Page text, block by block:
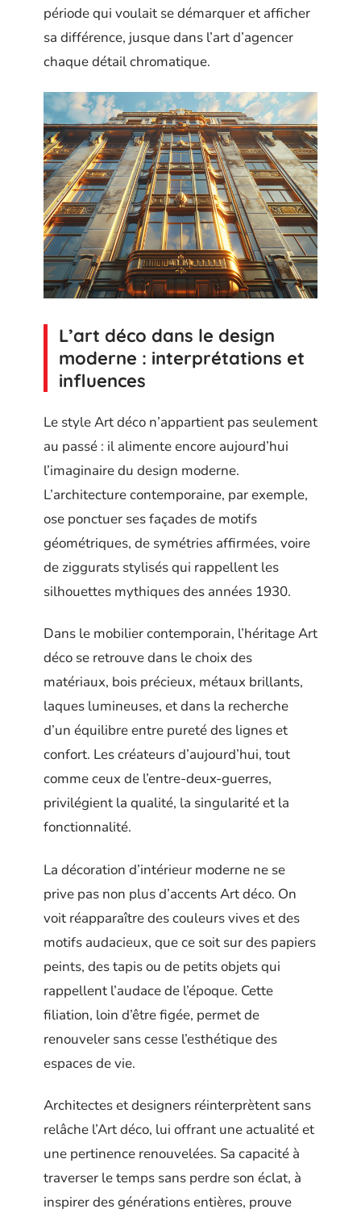
période qui voulait se démarquer et afficher
sa différence, jusque dans l’art d’agencer
chaque détail chromatique.
L’art déco dans le design
moderne : interprétations et
influences
Le style Art déco n’appartient pas seulement
au passé : il alimente encore aujourd’hui
l’imaginaire du design moderne.
L’architecture contemporaine, par exemple,
ose ponctuer ses façades de motifs
géométriques, de symétries affirmées, voire
de ziggurats stylisés qui rappellent les
silhouettes mythiques des années 1930.
Dans le mobilier contemporain, l’héritage Art
déco se retrouve dans le choix des
matériaux, bois précieux, métaux brillants,
laques lumineuses, et dans la recherche
d’un équilibre entre pureté des lignes et
confort. Les créateurs d’aujourd’hui, tout
comme ceux de l’entre-deux-guerres,
privilégient la qualité, la singularité et la
fonctionnalité.
La décoration d’intérieur moderne ne se
prive pas non plus d’accents Art déco. On
voit réapparaître des couleurs vives et des
motifs audacieux, que ce soit sur des papiers
peints, des tapis ou de petits objets qui
rappellent l’audace de l’époque. Cette
filiation, loin d’être figée, permet de
renouveler sans cesse l’esthétique des
espaces de vie.
Architectes et designers réinterprètent sans
relâche l’Art déco, lui offrant une actualité et
une pertinence renouvelées. Sa capacité à
traverser le temps sans perdre son éclat, à
inspirer des générations entières, prouve